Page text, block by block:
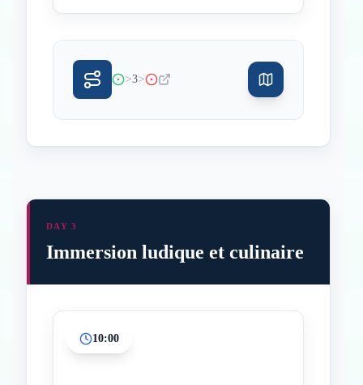
>3>
DAY 3
Immersion ludique et culinaire
10:00